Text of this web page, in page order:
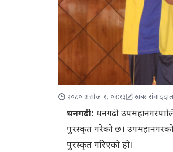
२०८० असोज १, ०४:१३ खबर
धनगढी: धनगढी
पुरस्कृत गरेको छ। उपमहानगरको
पुरस्कृत गरिएको हो।